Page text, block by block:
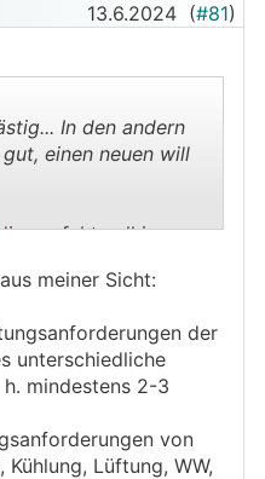
13.6.2024 (#81)
In den andern
einen neuen will
perfekte all in one
Kälte. Für das eine
nicht das eine Gerät
heizen, entfeuchten,
vollautomatisch
kompliziert? Zu
meiner Sicht:
der
unterschiedliche
mindestens 2-3
von
Lüftung, WW,